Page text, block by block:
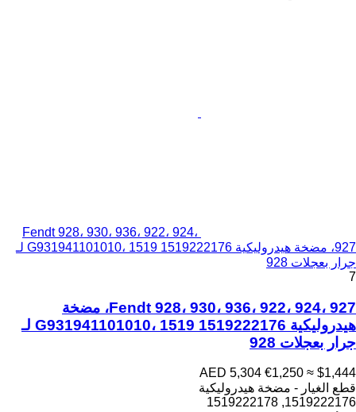
Fendt 928، 930، 936، 922، 924،
927، مضخة هيدروليكية G931941101010، 1519 1519222176 لـ
جرار بعجلات 928
7
Fendt 928، 930، 936، 922، 924، 927، مضخة
هيدروليكية G931941101010، 1519 1519222176 لـ
جرار بعجلات 928
AED 5,304 €1,250 ≈ $1,444
قطع الغيار - مضخة هيدروليكية
1519222176, 1519222178